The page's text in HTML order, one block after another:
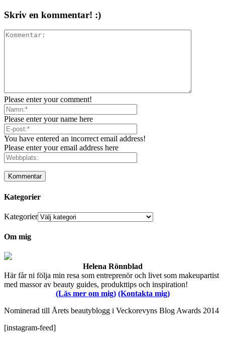
Skriv en kommentar! :)
Please enter your comment!
Please enter your name here
You have entered an incorrect email address!
Please enter your email address here
Kategorier
Kategorier
Om mig
Helena Rönnblad
Här får ni följa min resa som entreprenör och livet som makeupartist
med massor av beauty guides, produkttips och inspiration!
(Läs mer om mig) (Kontakta mig)
Nominerad till Årets beautyblogg i Veckorevyns Blog Awards 2014
[instagram-feed]